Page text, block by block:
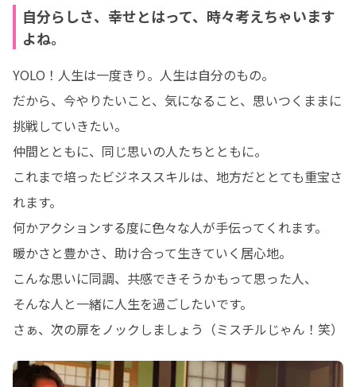
自分らしさ、幸せとはって、時々考えちゃいます
よね。
YOLO！人生は一度きり。人生は自分のもの。
だから、今やりたいこと、気になること、思いつくままに
挑戦していきたい。
仲間とともに、同じ思いの人たちとともに。
これまで培ったビジネススキルは、地方だととても重宝さ
れます。
何かアクションする度に色々な人が手伝ってくれます。
暖かさと豊かさ、助け合って生きていく居心地。
こんな思いに同調、共感できそうかもって思った人、
そんな人と一緒に人生を過ごしたいです。
さぁ、次の扉をノックしましょう（ミスチルじゃん！笑）